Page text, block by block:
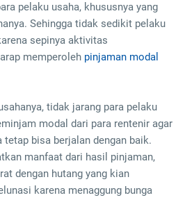
pelaku usaha, khususnya yang
Sehingga tidak sedikit pelaku
sepinya aktivitas
memperoleh pinjaman modal
tidak jarang para pelaku
modal dari para rentenir agar
tetap bisa berjalan dengan baik.
manfaat dari hasil pinjaman,
dengan hutang yang kian
karena menaggung bunga